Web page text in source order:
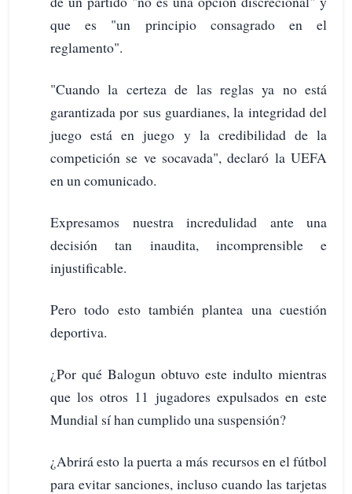
que es "un principio consagrado en el
reglamento".
"Cuando la certeza de las reglas ya no está
garantizada por sus guardianes, la integridad del
juego está en juego y la credibilidad de la
competición se ve socavada", declaró la UEFA
en un comunicado.
Expresamos nuestra incredulidad ante una
decisión tan inaudita, incomprensible e
injustificable.
Pero todo esto también plantea una cuestión
deportiva.
¿Por qué Balogun obtuvo este indulto mientras
que los otros 11 jugadores expulsados en este
Mundial sí han cumplido una suspensión?
¿Abrirá esto la puerta a más recursos en el fútbol
para evitar sanciones, incluso cuando las tarjetas